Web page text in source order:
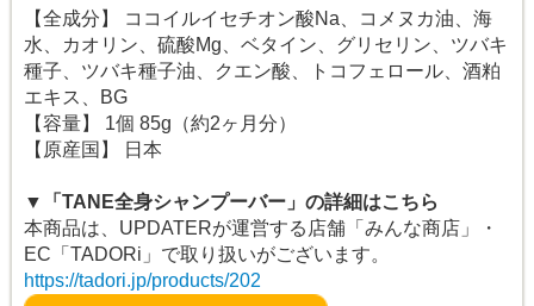
【全成分】 ココイルイセチオン酸Na、コメヌカ油、海
水、カオリン、硫酸Mg、ベタイン、グリセリン、ツバキ
種子、ツバキ種子油、クエン酸、トコフェロール、酒粕
エキス、BG
【容量】 1個 85g（約2ヶ月分）
【原産国】 日本
▼「TANE全身シャンプーバー」の詳細はこちら
本商品は、UPDATERが運営する店舗「みんな商店」・
EC「TADORi」で取り扱いがございます。
https://tadori.jp/products/202